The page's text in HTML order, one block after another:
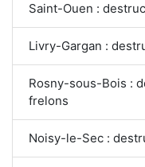
Saint-Ouen :
Livry-Gargan :
Rosny-sous-Bois :
frelons
Noisy-le-Sec :